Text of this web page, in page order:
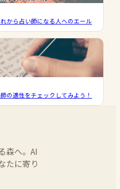
から占い師になる人へのエール
の適性をチェックしてみよう！
森へ。AI
たに寄り